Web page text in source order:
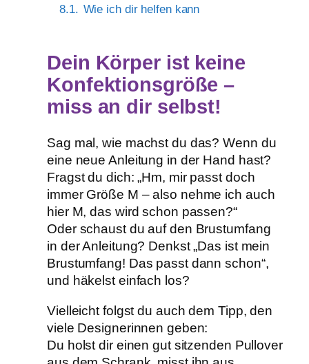
8.1. Wie ich dir helfen kann
Dein Körper ist keine
Konfektionsgröße –
miss an dir selbst!
Sag mal, wie machst du das? Wenn du
eine neue Anleitung in der Hand hast?
Fragst du dich: „Hm, mir passt doch
immer Größe M – also nehme ich auch
hier M, das wird schon passen?“
Oder schaust du auf den Brustumfang
in der Anleitung? Denkst „Das ist mein
Brustumfang! Das passt dann schon“,
und häkelst einfach los?
Vielleicht folgst du auch dem Tipp, den
viele Designerinnen geben:
Du holst dir einen gut sitzenden Pullover